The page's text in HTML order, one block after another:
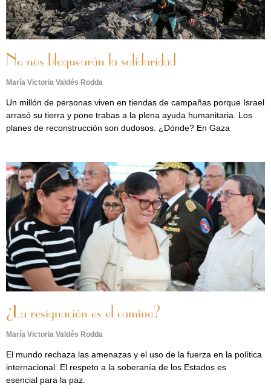
No nos bloquearán la solidaridad
María Victoria Valdés Rodda
Un millón de personas viven en tiendas de campañas porque Israel
arrasó su tierra y pone trabas a la plena ayuda humanitaria. Los
planes de reconstrucción son dudosos. ¿Dónde? En Gaza
¿La resignación es el camino?
María Victoria Valdés Rodda
El mundo rechaza las amenazas y el uso de la fuerza en la política
internacional. El respeto a la soberanía de los Estados es
esencial para la paz.